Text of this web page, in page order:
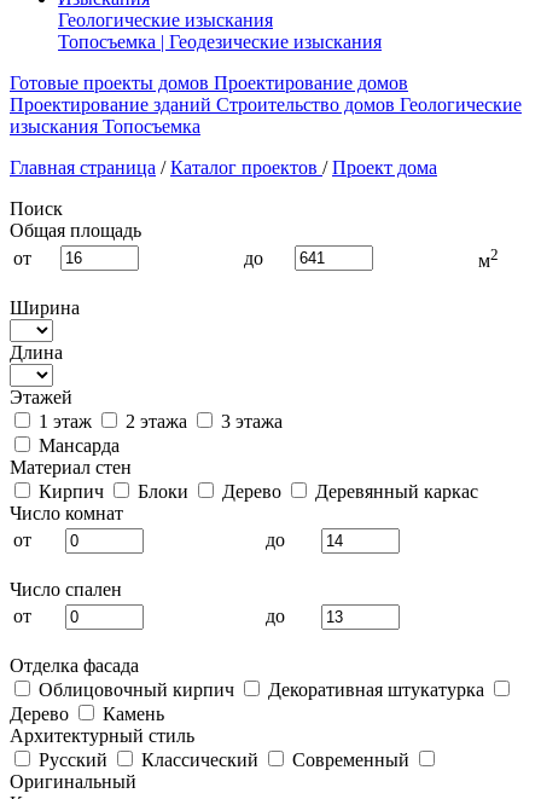
Геологические изыскания
Топосъемка | Геодезические изыскания
Готовые проекты домов Проектирование домов
Проектирование зданий Строительство домов Геологические
изыскания Топосъемка
Главная страница / Каталог проектов / Проект дома
Поиск
Общая площадь
от
до м2
Ширина
Длина
Этажей
1 этаж
2 этажа
3 этажа
Мансарда
Материал стен
Кирпич
Блоки Дерево
Деревянный каркас
Число комнат
от
до
Число спален
от
до
Отделка фасада
Облицовочный кирпич
Декоративная штукатурка
Дерево
Камень
Архитектурный стиль
Русский
Классический
Современный
Оригинальный